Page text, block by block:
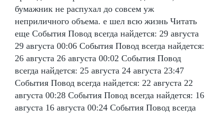
бумажник не распухал до совсем уж
неприличного объема. е шел всю жизнь Читать
еще События Повод всегда найдется: 29 августа
29 августа 00:06 События Повод всегда найдется:
26 августа 26 августа 00:02 События Повод
всегда найдется: 25 августа 24 августа 23:47
События Повод всегда найдется: 22 августа 22
августа 00:28 События Повод всегда найдется: 16
августа 16 августа 00:24 События Повод всегда